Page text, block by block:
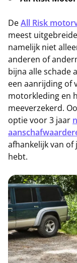
DeAll Risk
meest
namelijk niet
anderen of
bijna alle schade
een aanrijding of
motorkleding en
meeverzekerd.
optie voor 3 jaar
afhankelijk van
hebt.